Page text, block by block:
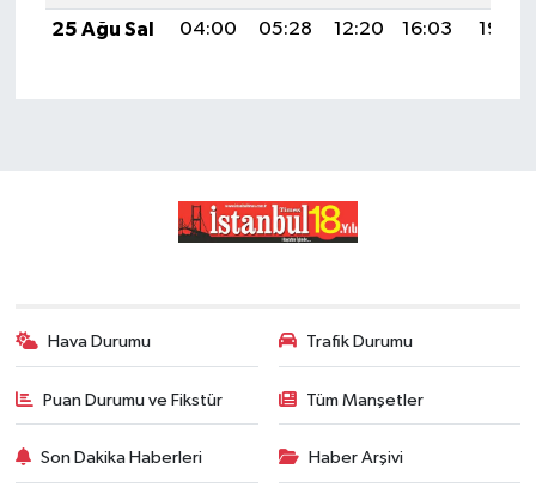
25 Ağu Sal
04:00 05:28 12:20 16:03 19:02
Hava Durumu Trafik Durumu
Puan Durumu ve Fikstür Tüm Manşetler
Son Dakika Haberleri Haber Arşivi